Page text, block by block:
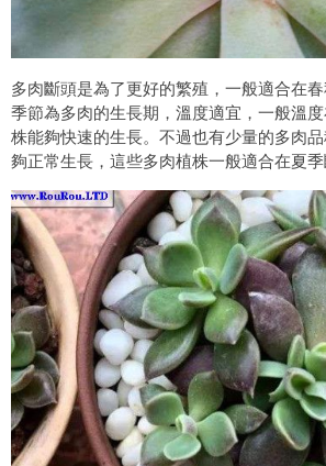
多肉斷頭是為了更好的繁殖，一般適合在
季節為多肉的生長期，溫度適宜，一般溫
株能夠快速的生長。不過也有少量的多肉
夠正常生長，這些多肉植株一般適合在夏季